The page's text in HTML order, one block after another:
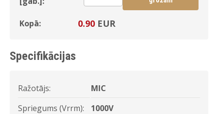
Kopā: 0.90 EUR
Specifikācijas
Ražotājs:
MIC
Spriegums (Vrrm):
1000V